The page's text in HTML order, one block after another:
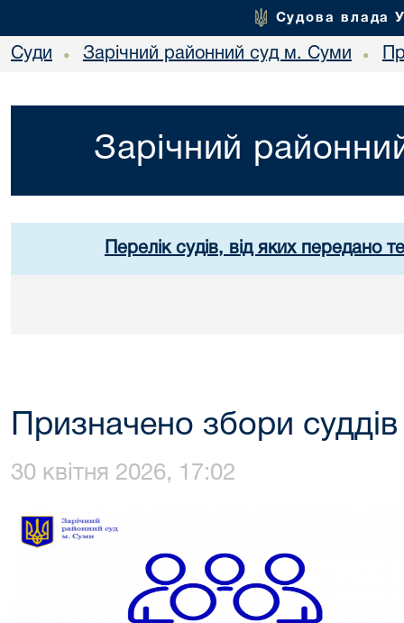
Судова влада
Суди • Зарічний районний суд м. Суми •
Зарічний
Перелік судів, від яких передано
Призначено збори суддів
30 квітня 2026, 17:02